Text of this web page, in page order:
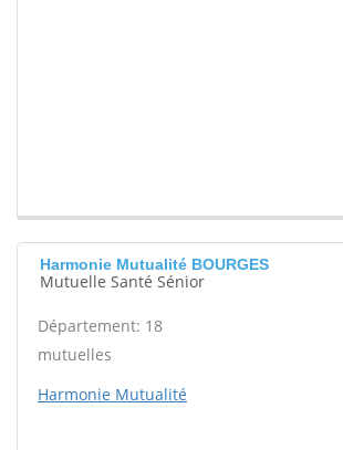
Harmonie Mutualité BOURGES
Mutuelle Santé Sénior
Département: 18
mutuelles
Harmonie Mutualité